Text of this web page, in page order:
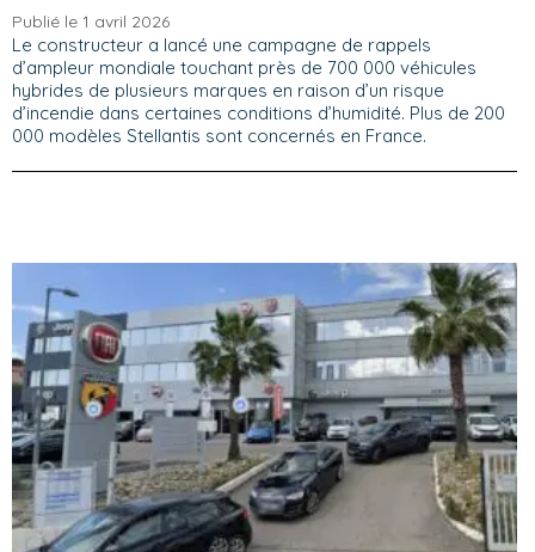
Publié le 1 avril 2026
Le constructeur a lancé une campagne de rappels
d’ampleur mondiale touchant près de 700 000 véhicules
hybrides de plusieurs marques en raison d’un risque
d’incendie dans certaines conditions d’humidité. Plus de 200
000 modèles Stellantis sont concernés en France.